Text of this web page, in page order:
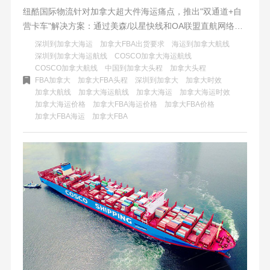
纽酷国际物流针对加拿大超大件海运痛点，推出"双通道+自
营卡车"解决方案：通过美森/以星快线和OA联盟直航网络，
结合智能路径优化与全链路可视化系统，实现全境商业仓/私
人地址直送，规避UPS高额附加费，提供整板直送、平板叉
车服务等透明化服务，将超规物流转化为标准化可控交付。
深圳到加拿大海运 加拿大FBA出货要求
海运到加拿大航线
深圳到加拿大海运航线
COSCO加拿大海运航线
COSCO加拿大航线
中国到加拿大头程
加拿大头程
FBA加拿大
加拿大FBA头程 深圳到加拿大
加拿大时效
加拿大航线
加拿大海运航线 加拿大海运
加拿大海运时效
加拿大海运价格
加拿大FBA海运价格
加拿大FBA价格
加拿大FBA海运
加拿大FBA